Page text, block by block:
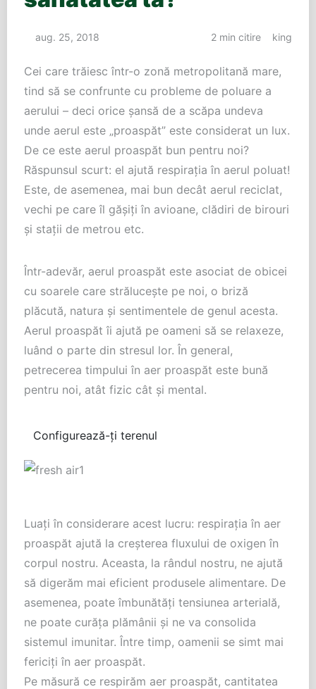
aug. 25, 2018 2 min citire king
Cei care trăiesc într-o zonă metropolitană mare,
tind să se confrunte cu probleme de poluare a
aerului – deci orice șansă de a scăpa undeva
unde aerul este „proaspăt” este considerat un lux.
De ce este aerul proaspăt bun pentru noi?
Răspunsul scurt: el ajută respirația în aerul poluat!
Este, de asemenea, mai bun decât aerul reciclat,
vechi pe care îl gășiți în avioane, clădiri de birouri
și stații de metrou etc.
Într-adevăr, aerul proaspăt este asociat de obicei
cu soarele care strălucește pe noi, o briză
plăcută, natura și sentimentele de genul acesta.
Aerul proaspăt îi ajută pe oameni să se relaxeze,
luând o parte din stresul lor. În general,
petrecerea timpului în aer proaspăt este bună
pentru noi, atât fizic cât și mental.
Configurează-ți terenul
Luați în considerare acest lucru: respirația în aer
proaspăt ajută la creșterea fluxului de oxigen în
corpul nostru. Aceasta, la rândul nostru, ne ajută
să digerăm mai eficient produsele alimentare. De
asemenea, poate îmbunătăți tensiunea arterială,
ne poate curăța plămânii și ne va consolida
sistemul imunitar. Între timp, oamenii se simt mai
fericiți în aer proaspăt.
Pe măsură ce respirăm aer proaspăt, cantitatea